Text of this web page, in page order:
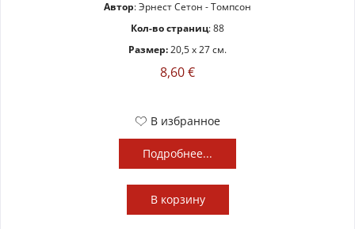
Автор: Эрнест Сетон - Томпсон
Кол-во страниц: 88
Размер:20,5 x 27 см.
8,60 €
В избранное
Подробнее...
В корзину